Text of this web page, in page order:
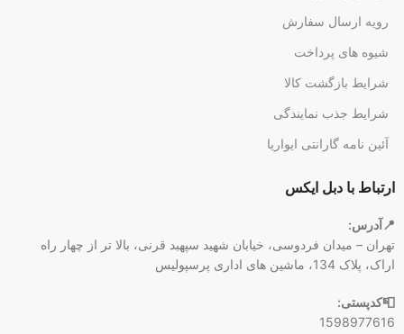
رویه ارسال سفارش
شیوه های پرداخت
شرایط بازگشت کالا
شرایط جذب نمایندگی
آئین نامه گارانتی ایواریا
ارتباط با دبل ایکس
📍آدرس:
تهران – میدان فردوسی، خیابان شهید سپهبد قرنی، بالا تر از چهار راه
اراک، پلاک 134، ماشین های اداری پرسپولیس
📮کدپستی:
1598977616